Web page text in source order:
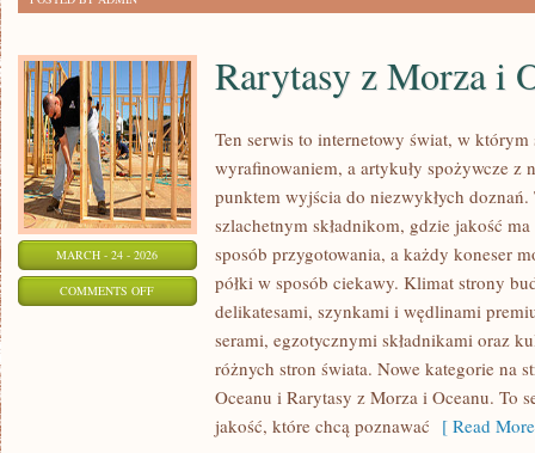
MARCH - 24 - 2026
COMMENTS OFFON
RARYTASY
Rarytasy z Morza i
Ten serwis to internetowy świat, w którym
wyrafinowaniem, a artykuły spożywcze z
punktem wyjścia do niezwykłych
szlachetnym składnikom, gdzie jakość
sposób przygotowania, a każdy koneser
półki w sposób ciekawy. Klimat strony
delikatesami, szynkami i wędlinami
serami, egzotycznymi składnikami oraz
różnych stron świata. Nowe kategorie na
Oceanu i Rarytasy z Morza i Oceanu. To
jakość, które chcą poznawać [ Read